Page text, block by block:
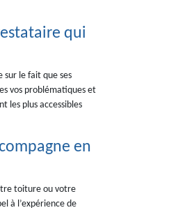
qui
sur le fait que ses
vos problématiques et
les plus accessibles
en
toiture ou votre
à l’expérience de